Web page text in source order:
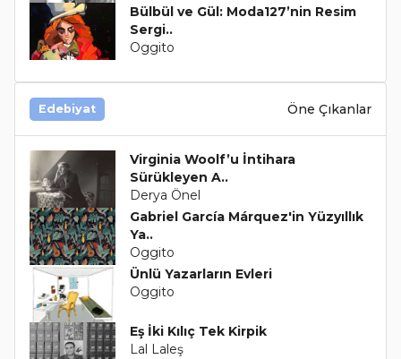
Bülbül ve Gül: Moda127’nin Resim
Sergi..
Oggito
Edebiyat Öne Çıkanlar
Virginia Woolf’u İntihara
Sürükleyen A..
Derya Önel
Gabriel García Márquez'in Yüzyıllık
Ya..
Oggito
Ünlü Yazarların Evleri
Oggito
Eş İki Kılıç Tek Kirpik
Lal Laleş